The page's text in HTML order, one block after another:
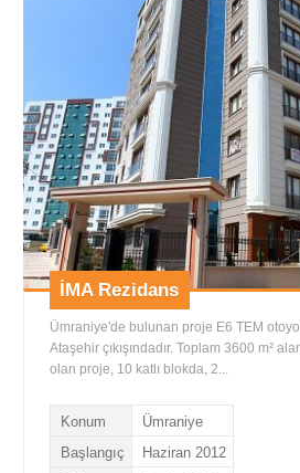
İMA Rezidans
Ümraniye'de bulunan proje E6 TEM
Ataşehir çıkışındadır. Toplam 3600 m²
olan proje, 10 katlı blokda, 2...
Konum
Ümraniye
Başlangıç
Haziran 2012